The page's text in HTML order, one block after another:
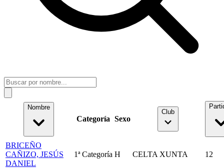
Nombre
Categoría Sexo
Club
BRICEÑO
CAÑIZO, JESÚS
DANIEL
1ª Categoría H CELTA XUNTA 12